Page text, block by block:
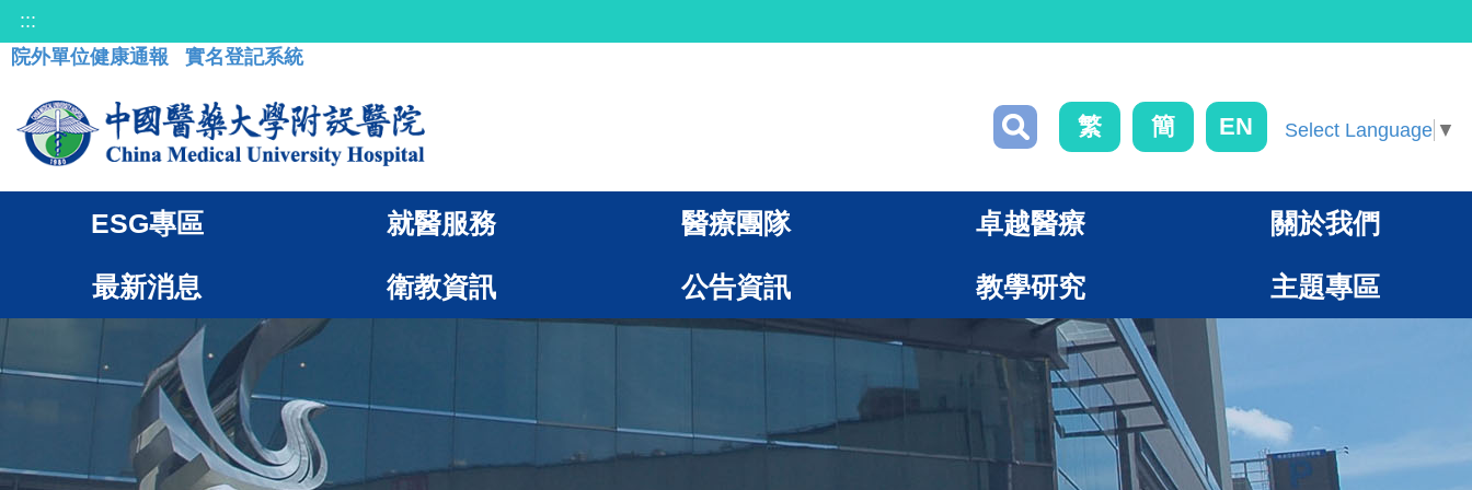
:::
院外單位健康通報
實名登記系統
繁 簡 EN Select Language ▼
ESG專區 就醫服務 醫療團隊 卓越醫療 關於我們
最新消息 衛教資訊 公告資訊 教學研究 主題專區